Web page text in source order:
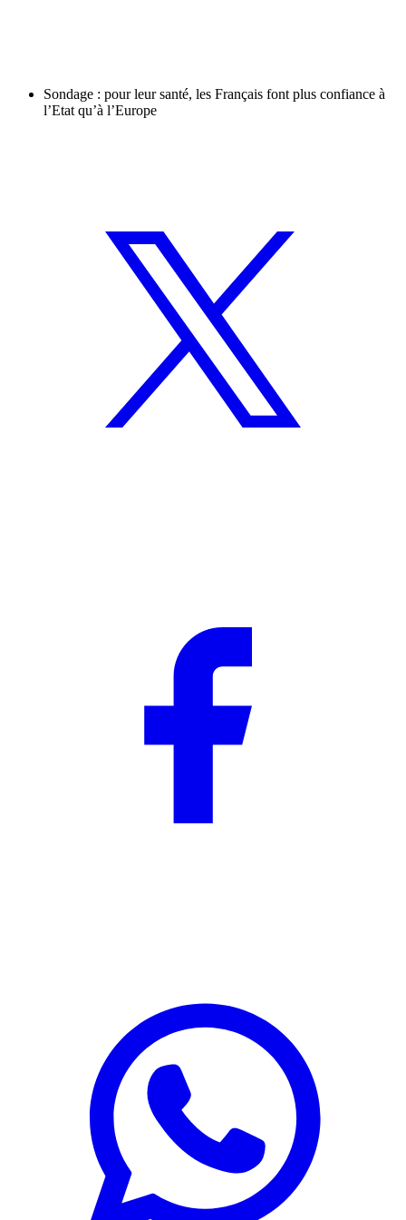
Sondage : pour leur santé, les Français font plus confiance à
l’Etat qu’à l’Europe